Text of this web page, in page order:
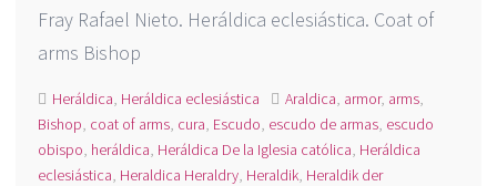
Fray Rafael Nieto. Heráldica eclesiástica. Coat of
arms Bishop
Heráldica, Heráldica eclesiástica Araldica, armor, arms,
Bishop, coat of arms, cura, Escudo, escudo de armas, escudo
obispo, heráldica, Heráldica De la Iglesia católica, Heráldica
eclesiástica, Heraldica Heraldry, Heraldik, Heraldik der